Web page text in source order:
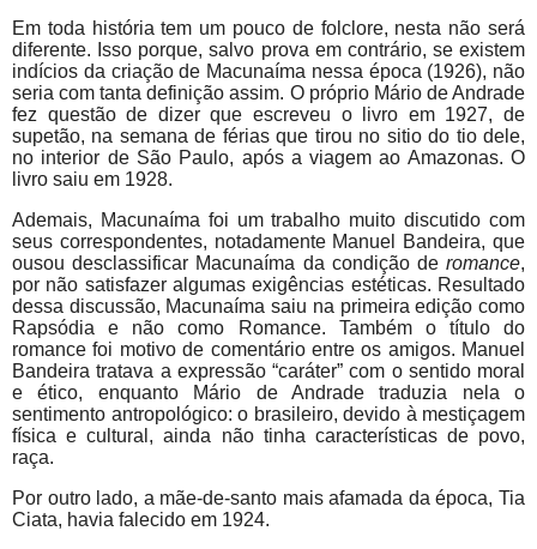
Em toda história tem um pouco de folclore, nesta não será
diferente. Isso porque, salvo prova em contrário, se existem
indícios da criação de Macunaíma nessa época (1926), não
seria com tanta definição assim. O próprio Mário de Andrade
fez questão de dizer que escreveu o livro em 1927, de
supetão, na semana de férias que tirou no sitio do tio dele,
no interior de São Paulo, após a viagem ao Amazonas. O
livro saiu em 1928.
Ademais, Macunaíma foi um trabalho muito discutido com
seus correspondentes, notadamente Manuel Bandeira, que
ousou desclassificar Macunaíma da condição de romance,
por não satisfazer algumas exigências estéticas. Resultado
dessa discussão, Macunaíma saiu na primeira edição como
Rapsódia e não como Romance. Também o título do
romance foi motivo de comentário entre os amigos. Manuel
Bandeira tratava a expressão “caráter” com o sentido moral
e ético, enquanto Mário de Andrade traduzia nela o
sentimento antropológico: o brasileiro, devido à mestiçagem
física e cultural, ainda não tinha características de povo,
raça.
Por outro lado, a mãe-de-santo mais afamada da época, Tia
Ciata, havia falecido em 1924.